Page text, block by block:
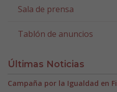
Sala de prensa
Tablón de anuncios
Últimas Noticias
Campaña por la Igualdad en